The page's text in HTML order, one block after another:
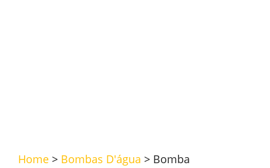
Home > Bombas D'água > Bomba